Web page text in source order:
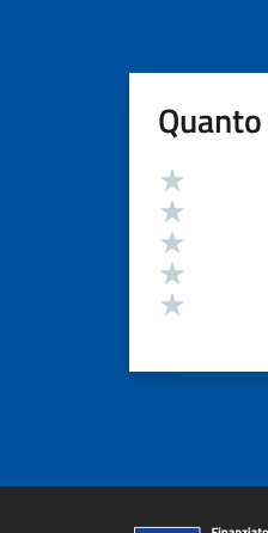
Valutazione